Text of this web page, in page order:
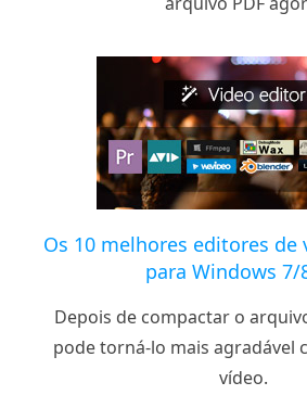
Os 10 melhores editores
para Windows 7/
Depois de compactar o
pode torná-lo mais agradável
vídeo.